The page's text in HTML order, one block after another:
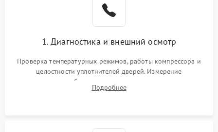
1. Диагностика и внешний осмотр
Проверка температурных режимов, работы компрессора и
целостности уплотнителей дверей. Измерение
сопротивления обмоток мотора, проверка термостата и
считывание кодов ошибок с электронного дисплея.
Подробнее